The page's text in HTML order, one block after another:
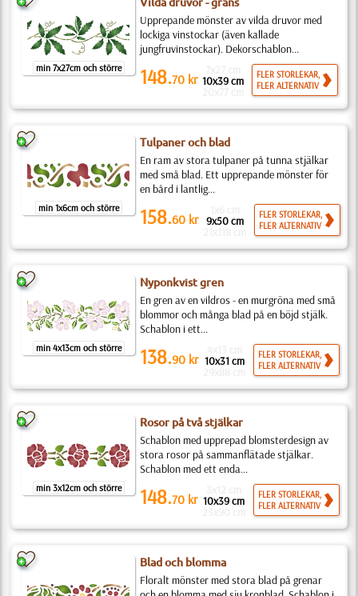
min 7x27cm och större
Upprepande mönster av vilda druvor med
lockiga vinstockar (även kallade
jungfruvinstockar). Dekorschablon...
148.70 kr 10x39 cm
FLER STORLEKAR,
FLER ALTERNATIV
min 1x6cm och större
Tulpaner och blad
En ram av stora tulpaner på tunna stjälkar
med små blad. Ett upprepande mönster för
en bård i lantlig...
158.60 kr 9x50 cm
FLER STORLEKAR,
FLER ALTERNATIV
min 4x13cm och större
Nyponkvist gren
En gren av en vildros - en murgröna med små
blommor och många blad på en böjd stjälk.
Schablon i ett...
138.90 kr 10x31 cm
FLER STORLEKAR,
FLER ALTERNATIV
min 3x12cm och större
Rosor på två stjälkar
Schablon med upprepad blomsterdesign av
stora rosor på sammanflätade stjälkar.
Schablon med ett enda...
148.70 kr 10x39 cm
FLER STORLEKAR,
FLER ALTERNATIV
Blad och blomma
Floralt mönster med stora blad på grenar